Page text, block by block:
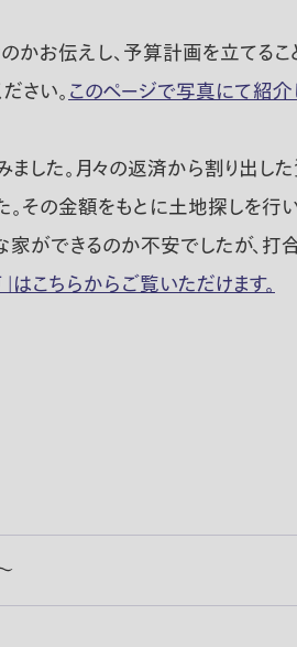
お伝えし、予算計画を立てるこ
さい。このページで写真にて紹介
した。月々の返済から割り出し
その金額をもとに土地探しを行
ができるのか不安でしたが、打
こちらからご覧いただけます。